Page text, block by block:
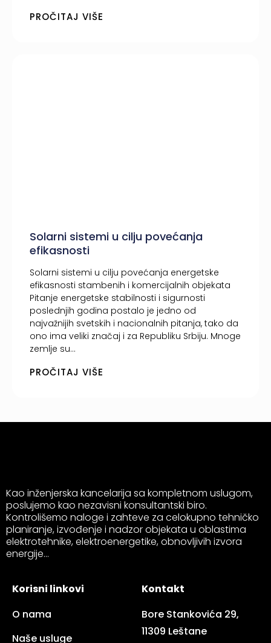
PROČITAJ VIŠE
Solarni sistemi u cilju povećanja
efikasnosti
Solarni sistemi u cilju povećanja energetske
efikasnosti stambenih i komercijalnih objekata​
Pitanje energetske stabilnosti i sigurnosti
poslednjih godina postalo je jedno od
najvažnijih svetskih i nacionalnih pitanja, tako da
ono ima veliki značaj i za Republiku Srbiju. Mnoge
zemlje su...
PROČITAJ VIŠE
Kao inženjerska kancelarija sa kompletnom uslugom,
poslujemo kao nezavisni konsultantski biro.
Kontrolišemo naloge i zahteve za celokupno tehničko
planiranje, izvođenje i nadzor objekata u oblastima
elektrotehnike, elektroenergetike, obnovljivih izvora
energije...​
Korisni linkovi
O nama
Naše usluge
Kontakt
Bore Stankovića 29,
11309 Leštane